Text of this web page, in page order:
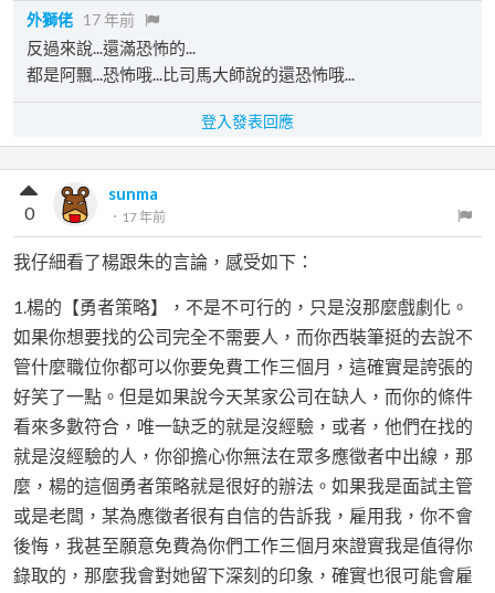
外獅佬 17 年前
反過來說...還滿恐怖的...
都是阿飄...恐怖哦...比司馬大師說的還恐怖哦...
登入發表回應
sunma
． 17 年前
0
我仔細看了楊跟朱的言論，感受如下：
1.楊的【勇者策略】，不是不可行的，只是沒那麼戲劇化。
如果你想要找的公司完全不需要人，而你西裝筆挺的去說不
管什麼職位你都可以你要免費工作三個月，這確實是誇張的
好笑了一點。但是如果說今天某家公司在缺人，而你的條件
看來多數符合，唯一缺乏的就是沒經驗，或者，他們在找的
就是沒經驗的人，你卻擔心你無法在眾多應徵者中出線，那
麼，楊的這個勇者策略就是很好的辦法。如果我是面試主管
或是老闆，某為應徵者很有自信的告訴我，雇用我，你不會
後悔，我甚至願意免費為你們工作三個月來證實我是值得你
錄取的，那麼我會對她留下深刻的印象，確實也很可能會雇